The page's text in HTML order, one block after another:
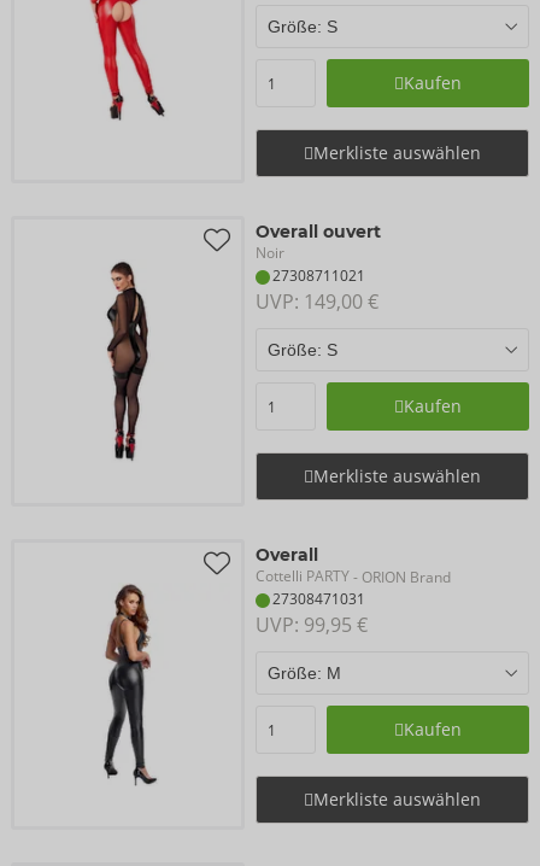
Kaufen
Merkliste auswählen
Overall ouvert
Noir
27308711021
UVP: 149,00 €
Kaufen
Merkliste auswählen
Overall
Cottelli PARTY- ORION Brand
27308471031
UVP: 99,95 €
Kaufen
Merkliste auswählen